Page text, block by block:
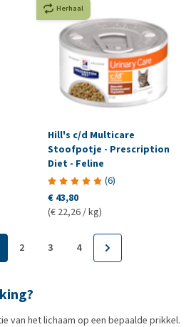
Herhaal
Hill's c/d Multicare
Stoofpotje - Prescription
Diet - Feline
(6)
€ 43,80
(€ 22,26 / kg)
2 3 4
van het lichaam op een bepaalde prikkel.